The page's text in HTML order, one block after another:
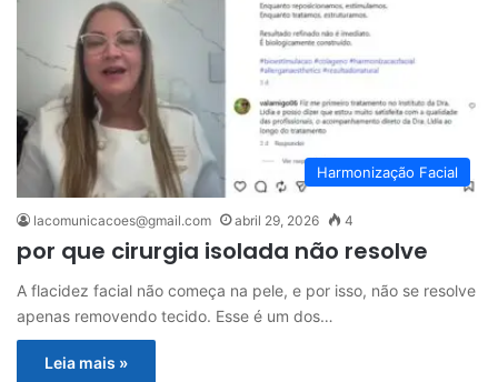
Harmonização Facial
lacomunicacoes@gmail.com abril 29, 2026 4
por que cirurgia isolada não resolve
A flacidez facial não começa na pele, e por isso, não se resolve
apenas removendo tecido. Esse é um dos…
Leia mais »